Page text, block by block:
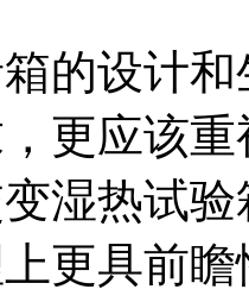
的设计
更应该
湿热试
更具前